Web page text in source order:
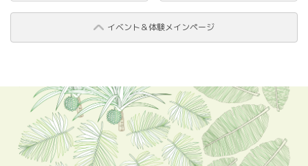
イベント＆体験メインページ